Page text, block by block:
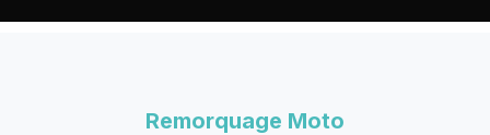
Remorquage Moto